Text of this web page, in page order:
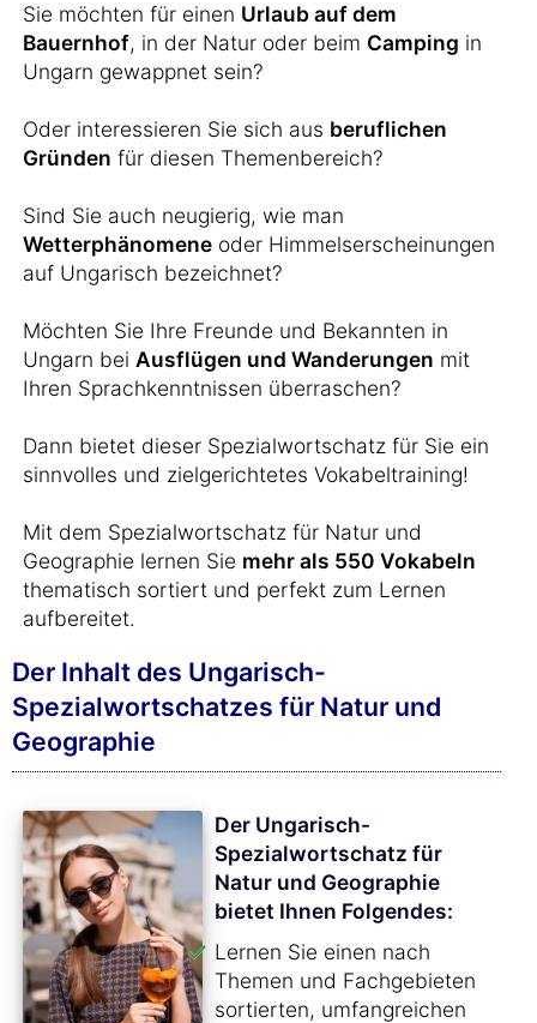
Sie möchten für einen Urlaub auf dem
Bauernhof, in der Natur oder beim Camping in
Ungarn gewappnet sein?
Oder interessieren Sie sich aus beruflichen
Gründen für diesen Themenbereich?
Sind Sie auch neugierig, wie man
Wetterphänomene oder Himmelserscheinungen
auf Ungarisch bezeichnet?
Möchten Sie Ihre Freunde und Bekannten in
Ungarn bei Ausflügen und Wanderungen mit
Ihren Sprachkenntnissen überraschen?
Dann bietet dieser Spezialwortschatz für Sie ein
sinnvolles und zielgerichtetes Vokabeltraining!
Mit dem Spezialwortschatz für Natur und
Geographie lernen Sie mehr als 550 Vokabeln
thematisch sortiert und perfekt zum Lernen
aufbereitet.
Der Inhalt des Ungarisch-
Spezialwortschatzes für Natur und
Geographie
Der Ungarisch-
Spezialwortschatz für
Natur und Geographie
bietet Ihnen Folgendes:
Lernen Sie einen nach
Themen und Fachgebieten
sortierten, umfangreichen